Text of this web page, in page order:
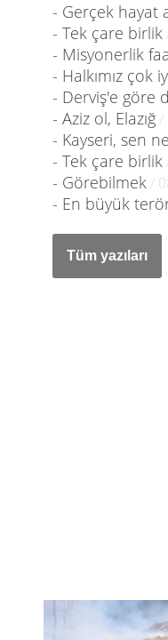
- Gerçek hayat
- Tek çare birlik
- Misyonerlik
- Halkımız çok
- Derviş'e göre
- Aziz ol, Elazığ /
- Kayseri, sen
- Tek çare birlik
- Görebilmek /
- En büyük